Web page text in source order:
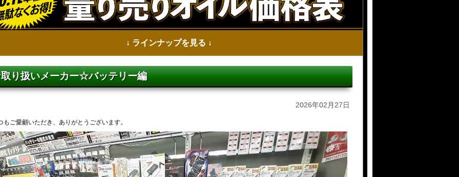
↓ ラインナップを見る ↓
り扱いメーカー☆バッテリー編
2026年02月27日
もご愛顧いただき、ありがとうございます。